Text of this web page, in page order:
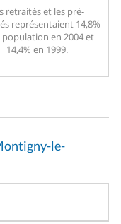
retraités et les pré-
représentaient 14,8%
population en 2004 et
14,4% en 1999.
le-